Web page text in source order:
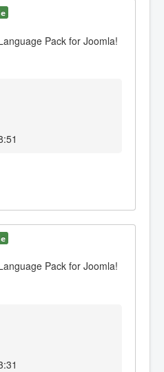
Pack for Joomla!
Pack for Joomla!